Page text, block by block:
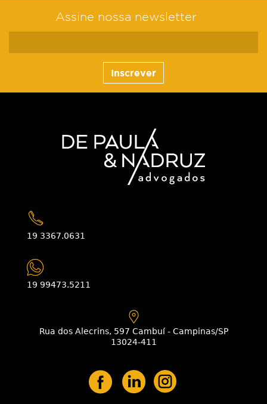
Assine nossa newsletter
Inscrever
19 3367.0631
19 99473.5211
Rua dos Alecrins, 597 Cambuí - Campinas/SP
13024-411